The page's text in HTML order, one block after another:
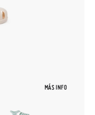
MÁS INFO